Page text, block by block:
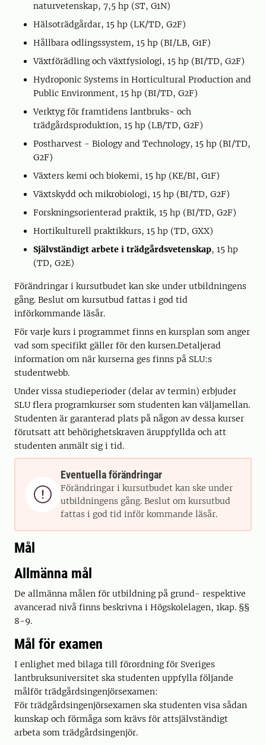
naturvetenskap, 7,5 hp (ST, G1N)
Hälsoträdgårdar, 15 hp (LK/TD, G2F)
Hållbara odlingssystem, 15 hp (BI/LB, G1F)
Växtförädling och växtfysiologi, 15 hp (BI/TD, G2F)
Hydroponic Systems in Horticultural Production and
Public Environment, 15 hp (BI/TD, G2F)
Verktyg för framtidens lantbruks- och
trädgårdsproduktion, 15 hp (LB/TD, G2F)
Postharvest - Biology and Technology, 15 hp (BI/TD,
G2F)
Växters kemi och biokemi, 15 hp (KE/BI, G1F)
Växtskydd och mikrobiologi, 15 hp (BI/TD, G2F)
Forskningsorienterad praktik, 15 hp (BI/TD, G2F)
Hortikulturell praktikkurs, 15 hp (TD, GXX)
Självständigt arbete i trädgårdsvetenskap, 15 hp
(TD, G2E)
Förändringar i kursutbudet kan ske under utbildningens
gång. Beslut om kursutbud fattas i god tid
införkommande läsår.
För varje kurs i programmet finns en kursplan som anger
vad som specifikt gäller för den kursen.Detaljerad
information om när kurserna ges finns på SLU:s
studentwebb.
Under vissa studieperioder (delar av termin) erbjuder
SLU flera programkurser som studenten kan väljamellan.
Studenten är garanterad plats på någon av dessa kurser
förutsatt att behörighetskraven äruppfyllda och att
studenten anmält sig i tid.

Eventuella förändringar
Förändringar i kursutbudet kan ske under
utbildningens gång. Beslut om kursutbud
fattas i god tid inför kommande läsår.
Mål
Allmänna mål
De allmänna målen för utbildning på grund- respektive
avancerad nivå finns beskrivna i Högskolelagen, 1kap. §§
8-9.
Mål för examen
I enlighet med bilaga till förordning för Sveriges
lantbruksuniversitet ska studenten uppfylla följande
målför trädgårdsingenjörsexamen:
För trädgårdsingenjörsexamen ska studenten visa sådan
kunskap och förmåga som krävs för attsjälvständigt
arbeta som trädgårdsingenjör.